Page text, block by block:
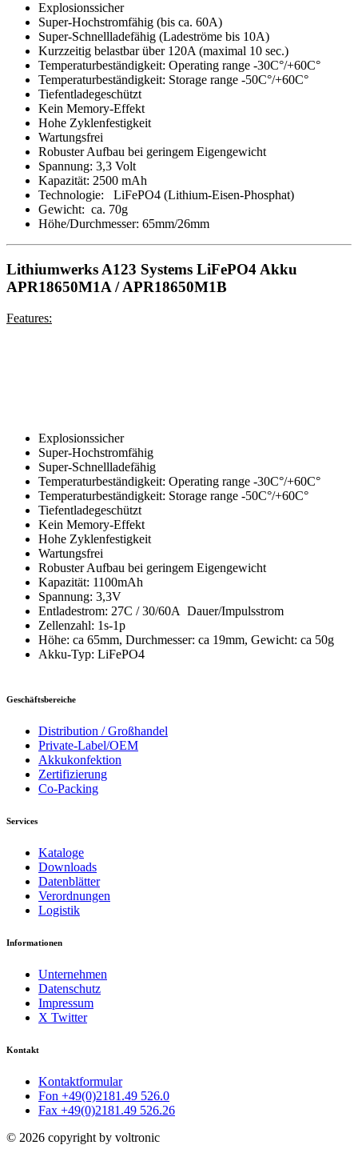
Explosionssicher
Super-Hochstromfähig (bis ca. 60A)
Super-Schnellladefähig (Ladeströme bis 10A)
Kurzzeitig belastbar über 120A (maximal 10 sec.)
Temperaturbeständigkeit: Operating range -30C°/+60C°
Temperaturbeständigkeit: Storage range -50C°/+60C°
Tiefentladegeschützt
Kein Memory-Effekt
Hohe Zyklenfestigkeit
Wartungsfrei
Robuster Aufbau bei geringem Eigengewicht
Spannung: 3,3 Volt
Kapazität: 2500 mAh
Technologie: LiFePO4 (Lithium-Eisen-Phosphat)
Gewicht: ca. 70g
Höhe/Durchmesser: 65mm/26mm
Lithiumwerks A123 Systems LiFePO4 Akku
APR18650M1A / APR18650M1B
Features:
Explosionssicher
Super-Hochstromfähig
Super-Schnellladefähig
Temperaturbeständigkeit: Operating range -30C°/+60C°
Temperaturbeständigkeit: Storage range -50C°/+60C°
Tiefentladegeschützt
Kein Memory-Effekt
Hohe Zyklenfestigkeit
Wartungsfrei
Robuster Aufbau bei geringem Eigengewicht
Kapazität: 1100mAh
Spannung: 3,3V
Entladestrom: 27C / 30/60A Dauer/Impulsstrom
Zellenzahl: 1s-1p
Höhe: ca 65mm, Durchmesser: ca 19mm, Gewicht: ca 50g
Akku-Typ: LiFePO4
Geschäftsbereiche
Distribution / Großhandel
Private-Label/OEM
Akkukonfektion
Zertifizierung
Co-Packing
Services
Kataloge
Downloads
Datenblätter
Verordnungen
Logistik
Informationen
Unternehmen
Datenschutz
Impressum
X Twitter
Kontakt
Kontaktformular
Fon +49(0)2181.49 526.0
Fax +49(0)2181.49 526.26
© 2026 copyright by voltronic